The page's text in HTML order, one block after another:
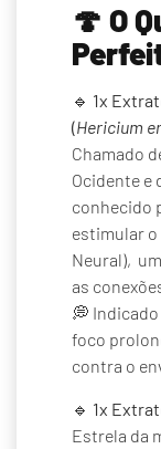
🍄 O
🔹 1x
(Hericium
Chamado
Ocidente e
conhecido
estimular o
Neural),
as
💭
foco
contra o
🔹 1x
Estrela da